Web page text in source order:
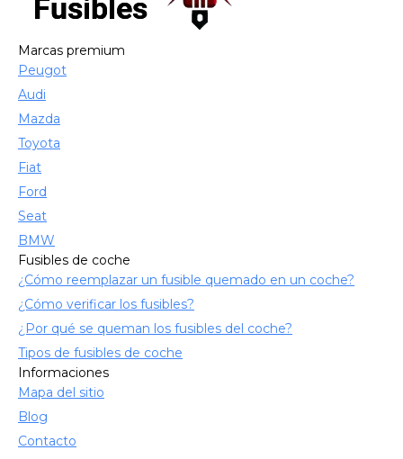
Marcas premium
Peugot
Audi
Mazda
Toyota
Fiat
Ford
Seat
BMW
Fusibles de coche
¿Cómo reemplazar un fusible quemado en un coche?
¿Cómo verificar los fusibles?
¿Por qué se queman los fusibles del coche?
Tipos de fusibles de coche
Informaciones
Mapa del sitio
Blog
Contacto